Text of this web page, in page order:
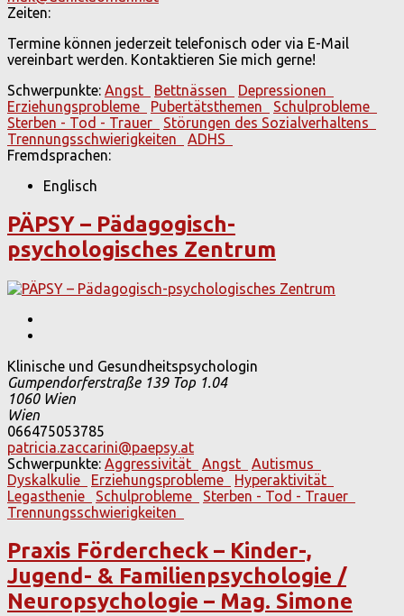
Zeiten:
Termine können jederzeit telefonisch oder via E-Mail
vereinbart werden. Kontaktieren Sie mich gerne!
Schwerpunkte: Angst Bettnässen
Depressionen
Erziehungsprobleme
Pubertätsthemen
Schulprobleme
Sterben - Tod - Trauer
Störungen des Sozialverhaltens
Trennungsschwierigkeiten
ADHS
Fremdsprachen:
Englisch
PÄPSY – Pädagogisch-
psychologisches Zentrum
Klinische und Gesundheitspsychologin
Gumpendorferstraße 139 Top 1.04
1060Wien
Wien
066475053785
patricia.zaccarini@paepsy.at
Schwerpunkte: Aggressivität Angst
Autismus
Dyskalkulie
Erziehungsprobleme
Hyperaktivität
Legasthenie
Schulprobleme
Sterben - Tod - Trauer
Trennungsschwierigkeiten
Praxis Fördercheck – Kinder-,
Jugend- & Familienpsychologie /
Neuropsychologie – Mag. Simone